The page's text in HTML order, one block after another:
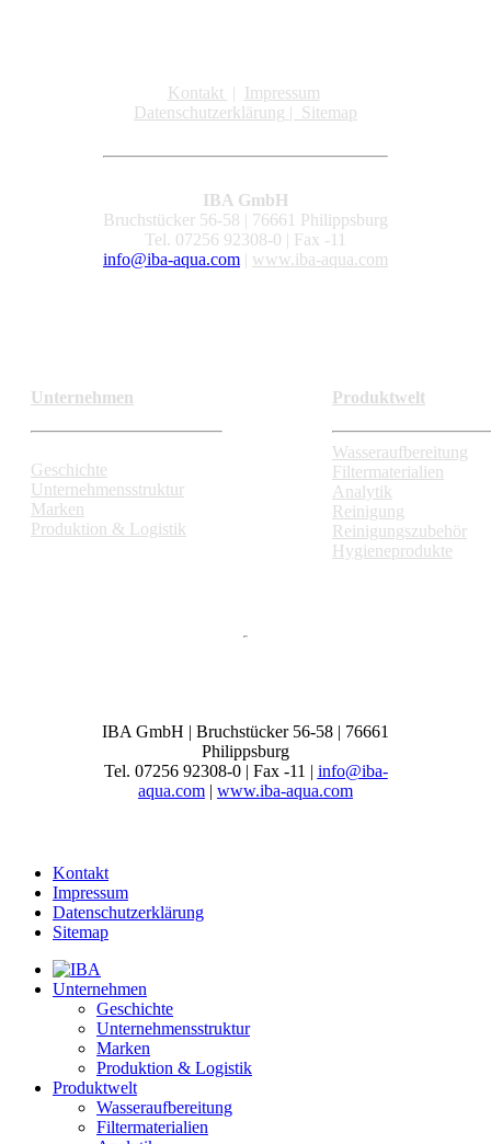
Kontakt |
Impressum
Datenschutzerklärung | Sitemap
IBA GmbH
Bruchstücker 56-58 | 76661 Philippsburg
Tel. 07256 92308-0 | Fax -11
info@iba-aqua.com | www.iba-aqua.com
Unternehmen Produktwelt
Geschichte
Unternehmensstruktur
Marken
Produktion & Logistik
Wasseraufbereitung
Filtermaterialien
Analytik
Reinigung
Reinigungszubehör
Hygieneprodukte
IBA GmbH | Bruchstücker 56-58 | 76661
Philippsburg
Tel. 07256 92308-0 | Fax -11 | info@iba-
aqua.com | www.iba-aqua.com
Kontakt
Impressum
Datenschutzerklärung
Sitemap
Unternehmen
Geschichte
Unternehmensstruktur
Marken
Produktion & Logistik
Produktwelt
Wasseraufbereitung
Filtermaterialien